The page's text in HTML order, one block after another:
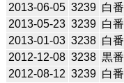
2013-06-05 3239 白番
2013-05-23 3239 白番
2013-01-03 3238 白番
2012-12-08 3238 黒番
2012-08-12 3239 白番